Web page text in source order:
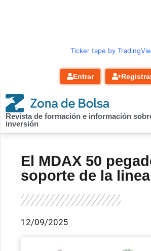
Ticker tape by
Entrar
Revista de formación e información
inversión
El MDAX 50
soporte de la
12/09/2025